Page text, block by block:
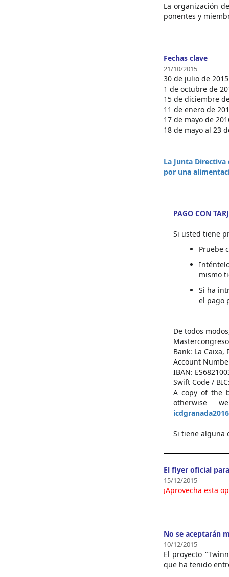
La organización
ponentes y
Fechas clave
21/10/2015
30 de julio de
1 de octubre de
15 de diciembre
11 de enero de
17 de mayo de
18 de mayo al 23
La Junta
por una
PAGO CON
Si usted tiene
Pruebe
mismo
Si ha
el pago
De todos
Bank: La
Account
IBAN:
Swift Code /
A copy of the
otherwise
Si tiene alguna
El flyer oficial
15/12/2015
¡Aprovecha esta
No se aceptarán
10/12/2015
El proyecto
que ha tenido